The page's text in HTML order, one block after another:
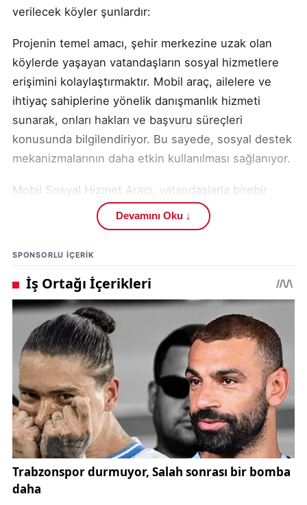
verilecek köyler şunlardır:
Projenin temel amacı, şehir merkezine uzak olan
köylerde yaşayan vatandaşların sosyal hizmetlere
erişimini kolaylaştırmaktır. Mobil araç, ailelere ve
ihtiyaç sahiplerine yönelik danışmanlık hizmeti
sunarak, onları hakları ve başvuru süreçleri
konusunda bilgilendiriyor. Bu sayede, sosyal destek
mekanizmalarının daha etkin kullanılması sağlanıyor.
Mobil Sosyal Hizmet Aracı, vatandaşlarla birebir
iletişim kurarak çalışıyor. Ekipler, köy meydanlarında
veya uygun alanlarda kurdukları noktalarda, sosyal
ve ekonomik destek programları, aile içi iletişim,
çocuk koruma sistemleri ve engelli/yaşlı hizmetleri
gibi konularda rehberlik ediyor. Hizmet,
vatandaşların evlerine kadar götürülen pratik bir
çözüm sunuyor.
Devamını Oku ↓
SPONSORLU IÇERIK